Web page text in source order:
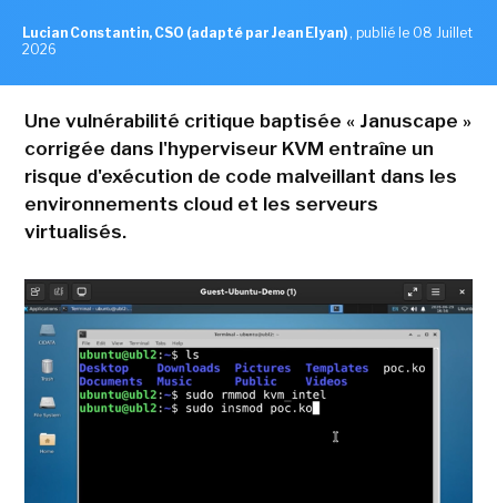
Lucian Constantin, CSO (adapté par Jean Elyan) , publié le 08 Juillet
2026
Une vulnérabilité critique baptisée « Januscape »
corrigée dans l'hyperviseur KVM entraîne un
risque d'exécution de code malveillant dans les
environnements cloud et les serveurs
virtualisés.